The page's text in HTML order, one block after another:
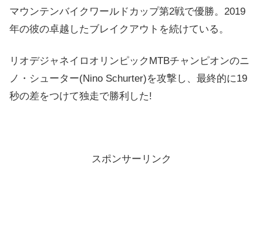
マウンテンバイクワールドカップ第2戦で優勝。2019
年の彼の卓越したブレイクアウトを続けている。
リオデジャネイロオリンピックMTBチャンピオンのニ
ノ・シューター(Nino Schurter)を攻撃し、最終的に19
秒の差をつけて独走で勝利した!
スポンサーリンク